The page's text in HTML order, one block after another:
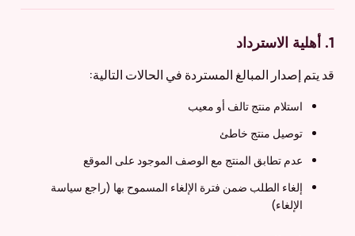
1. أهلية الاسترداد
قد يتم إصدار المبالغ المستردة في الحالات التالية:
استلام منتج تالف أو معيب
توصيل منتج خاطئ
عدم تطابق المنتج مع الوصف الموجود على الموقع
إلغاء الطلب ضمن فترة الإلغاء المسموح بها (راجع سياسة
الإلغاء)